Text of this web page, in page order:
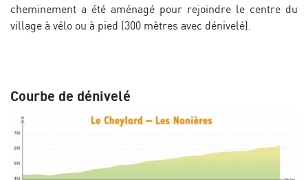
cheminement a été aménagé pour rejoindre le centre du
village à vélo ou à pied (300 mètres avec dénivelé).
Courbe de dénivelé